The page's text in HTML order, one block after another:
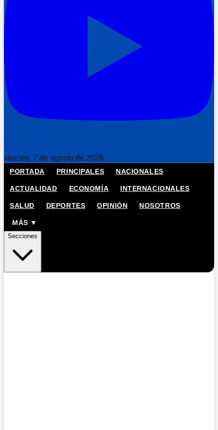
viernes, 7 de agosto de 2026
PORTADA PRINCIPALES NACIONALES
ACTUALIDAD ECONOMÍA INTERNACIONALES
SALUD DEPORTES OPINIÓN NOSOTROS
MÁS ▼
Secciones